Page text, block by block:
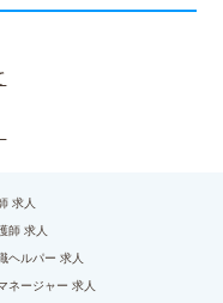
求人
師 求人
ヘルパー 求人
ネージャー 求人